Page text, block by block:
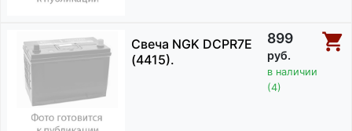
Свеча NGK DCPR7E
(4415).
899
руб.
в наличии
(4)